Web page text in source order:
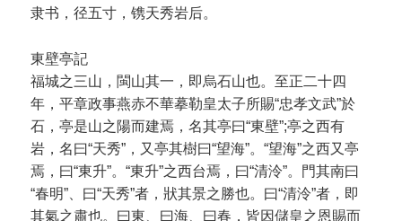
隶书，径五寸，镌天秀岩后。
東壁亭記
福城之三山，閩山其一，即烏石山也。至正二十四
年，平章政事燕赤不華摹勒皇太子所賜“忠孝文武”於
石，亭是山之陽而建焉，名其亭曰“東壁”;亭之西有
岩，名曰“天秀”，又亭其樹曰“望海”。“望海”之西又亭
焉，曰“東升”。“東升”之西台焉，曰“清泠”。門其南曰
“春明”、曰“天秀”者，狀其景之勝也。曰“清泠”者，即
其氣之肅也。曰東、曰海、曰春，皆因儲皇之恩賜而